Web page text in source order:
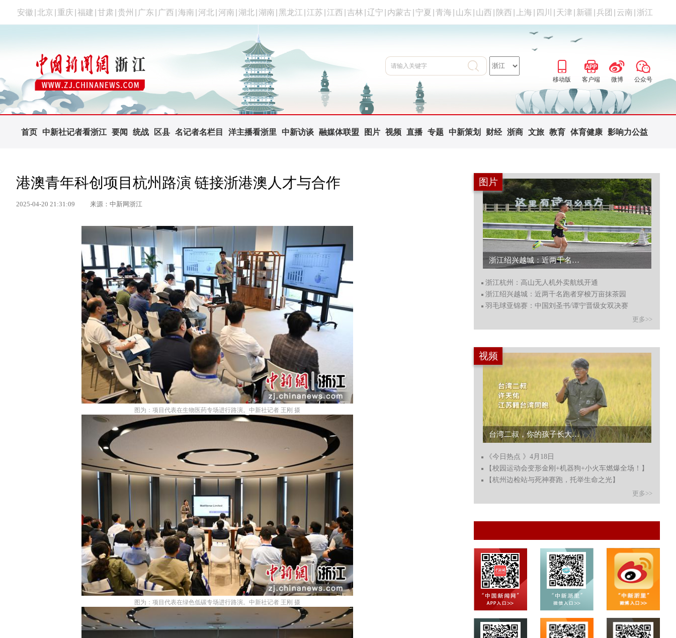
安徽 北京 重庆 福建 甘肃 贵州 广东 广西 海南 河北 河南 湖北 湖南 黑龙江 江苏 江西 吉林 辽宁 内蒙古 宁夏 青海 山东 山西 陕西 上海 四川 天津 新疆 兵团 云南 浙江
移动版 客户端 微博 公众号
首页 中新社记者看浙江 要闻 统战 区县 名记者名栏目 洋主播看浙里 中新访谈 融媒体联盟 图片 视频 直播 专题 中新策划 财经 浙商 文旅 教育 体育健康 影响力公益
港澳青年科创项目杭州路演 链接浙港澳人才与合作
2025-04-20 21:31:09 来源：中新网浙江
图为：项目代表在生物医药专场进行路演。中新社记者 王刚 摄
图为：项目代表在绿色低碳专场进行路演。中新社记者 王刚 摄
图片
浙江杭州：高山无人机外卖航线开通...
浙江杭州：高山无人机外卖航线开通
浙江绍兴越城：近两千名跑者穿梭万亩抹茶园
羽毛球亚锦赛：中国刘圣书/谭宁晋级女双决赛
更多>>
视频
白居易 苏东坡 谁对杭州贡献更大？...
《今日热点 》4月18日
【校园运动会变形金刚+机器狗+小火车燃爆全场！】
【杭州边检站与死神赛跑，托举生命之光】
更多>>